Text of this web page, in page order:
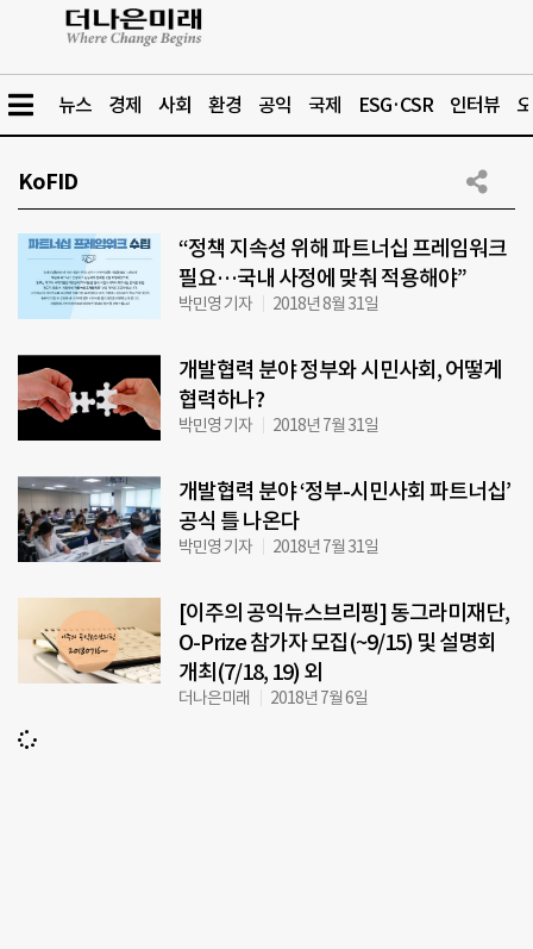
뉴스 경제 사회 환경 공익 국제 ESG·CSR 인터뷰
KoFID
“정책 지속성 위해 파트너십 프레임워크
필요…국내 사정에 맞춰 적용해야”
박민영 기자 2018년 8월 31일
개발협력 분야 정부와 시민사회, 어떻게
협력하나?
박민영 기자 2018년 7월 31일
개발협력 분야 ‘정부-시민사회 파트너십’
공식 틀 나온다
박민영 기자 2018년 7월 31일
[이주의 공익뉴스브리핑] 동그라미재단,
O-Prize 참가자 모집(~9/15) 및 설명회
개최(7/18, 19) 외
더나은미래 2018년 7월 6일